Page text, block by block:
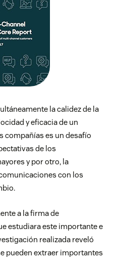
la calidez de la
y eficacia de un
compañías es un desafío
de los
y por otro, la
con los
a la firma de
estudiara este importante e
realizada reveló
pueden extraer importantes